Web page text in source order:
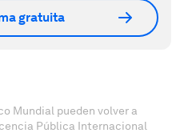
gratuita
Mundial pueden volver a
Pública Internacional